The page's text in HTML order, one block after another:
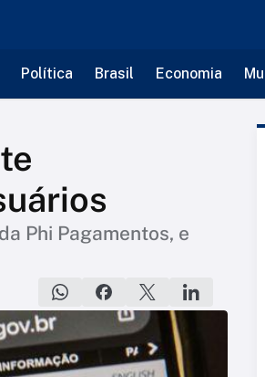
Política Brasil Economia
Phi Pagamentos, e